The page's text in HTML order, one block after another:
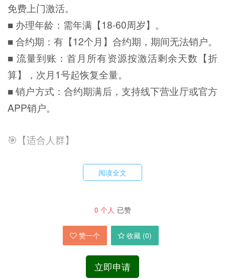
免费上门激活。
■ 办理年龄：需年满【18-60周岁】。
■ 合约期：有【12个月】合约期，期间无法销户。
■ 流量到账：首月所有资源按激活剩余天数【折
算】，次月1号起恢复全量。
■ 销户方式：合约期满后，支持线下营业厅或官方
APP销户。
🎯【适合人群】
✔️ 常驻【浙江省内】的用户。
✔️ 追求【极致性价比】，想节省通信成本的朋
这款卡通过【首充优惠】和【长期套餐减免】，将
阅读全文
0 个人 已赞
赞一个 收藏 (0)
立即申请